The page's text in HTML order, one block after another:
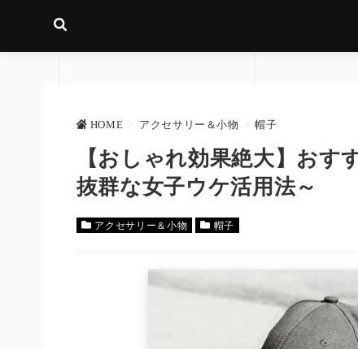
HOME アクセサリー＆小物 帽子
【おしゃれ効果絶大】お
抜群な女子ウケ活用法～
アクセサリー＆小物 帽子